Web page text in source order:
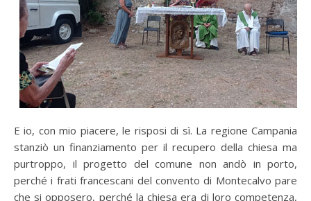
E io, con mio piacere, le risposi di sì. La regione Campania
stanziò un finanziamento per il recupero della chiesa ma
purtroppo, il progetto del comune non andò in porto,
perché i frati francescani del convento di Montecalvo pare
che si opposero, perché la chiesa era di loro competenza,